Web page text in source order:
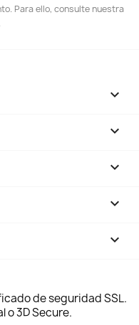
Para ello, consulte nuestra



keyboard_arrow_down

de seguridad SSL.
o 3D Secure.